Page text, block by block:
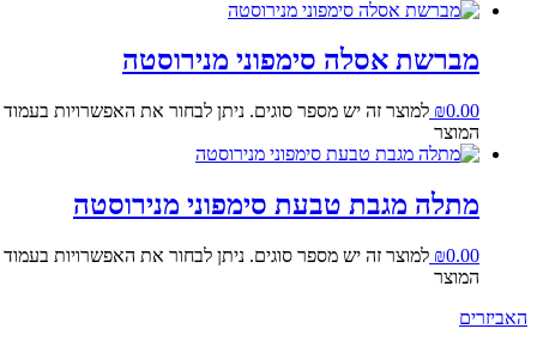
מברשת אסלה סימפוני מנירוסטה
₪0.00
למוצר זה יש מספר סוגים. ניתן לבחור את האפשרויות בעמוד
המוצר
מתלה מגבת טבעת סימפוני מנירוסטה
₪0.00
למוצר זה יש מספר סוגים. ניתן לבחור את האפשרויות בעמוד
המוצר
האביזרים